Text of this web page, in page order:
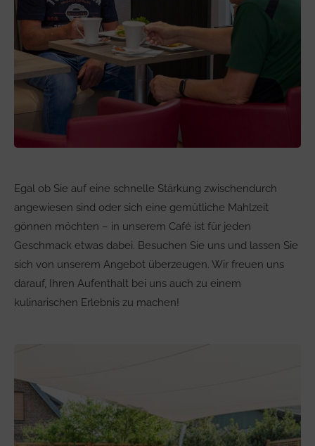
Egal ob Sie auf eine schnelle Stärkung zwischendurch
angewiesen sind oder sich eine gemütliche Mahlzeit
gönnen möchten – in unserem Café ist für jeden
Geschmack etwas dabei. Besuchen Sie uns und lassen Sie
sich von unserem Angebot überzeugen. Wir freuen uns
darauf, Ihren Aufenthalt bei uns auch zu einem
kulinarischen Erlebnis zu machen!